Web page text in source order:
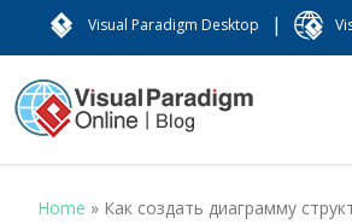
Visual Paradigm Desktop |
Home » Как создать диаграмму